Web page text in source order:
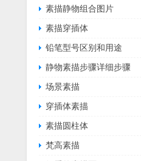
素描静物组合图片
素描穿插体
铅笔型号区别和用途
静物素描步骤详细步骤
场景素描
穿插体素描
素描圆柱体
梵高素描